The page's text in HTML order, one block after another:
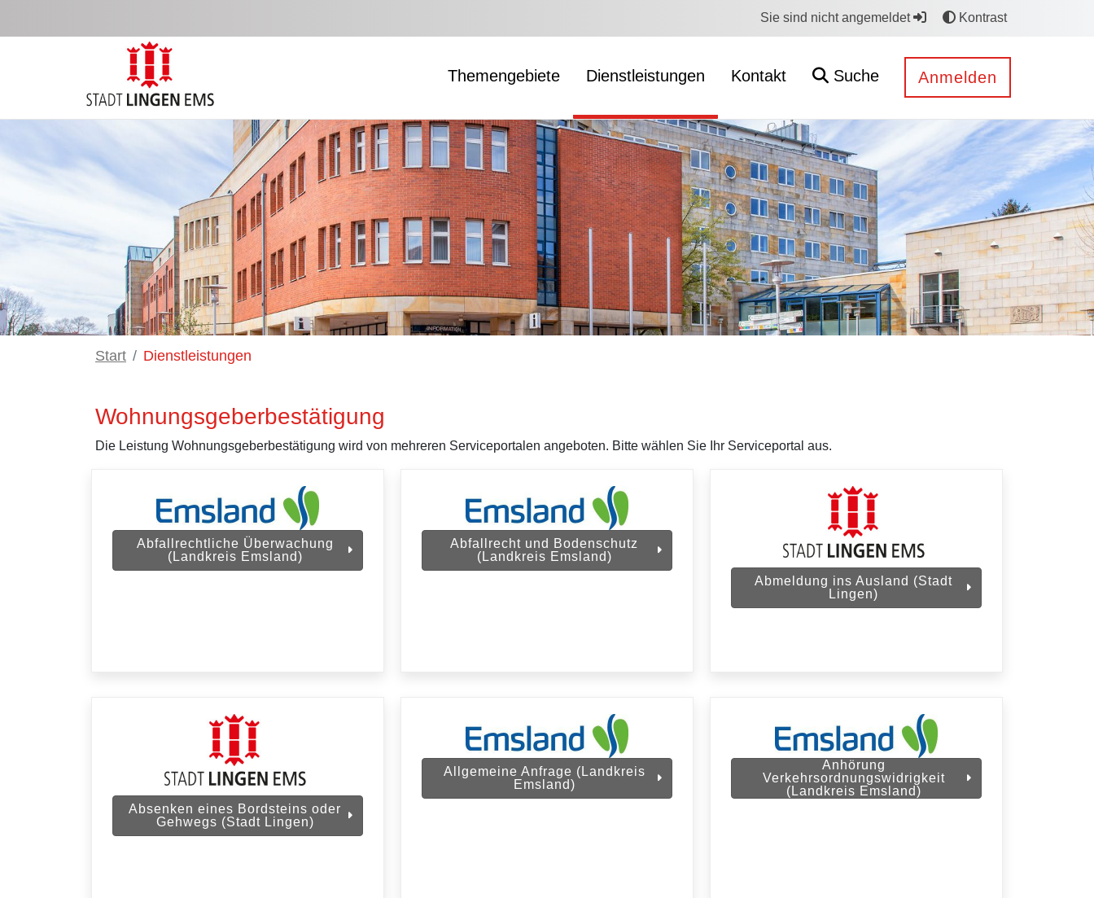
Sie sind nicht angemeldet Kontrast
Themengebiete Dienstleistungen Kontakt Suche Anmelden
Start Dienstleistungen
Wohnungsgeberbestätigung
Die Leistung Wohnungsgeberbestätigung wird von mehreren Serviceportalen angeboten. Bitte wählen Sie Ihr Serviceportal aus.
Abfallrechtliche Überwachung
(Landkreis Emsland)
Abfallrecht und Bodenschutz
(Landkreis Emsland)
Abmeldung ins Ausland (Stadt
Lingen)
Absenken eines Bordsteins oder
Gehwegs (Stadt Lingen)
Allgemeine Anfrage (Landkreis
Emsland)
Anhörung
Verkehrsordnungswidrigkeit
(Landkreis Emsland)